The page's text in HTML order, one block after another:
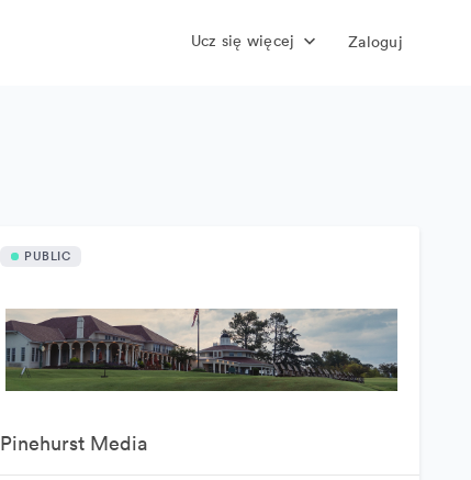
Ucz się więcej Zaloguj
PUBLIC
Pinehurst Media